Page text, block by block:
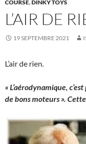
COURSE,DINKY TOYS
L’AIR DE
19 SEPTEMBRE 2021
L’air de rien.
« L’aérodynamique,
de bons moteurs ».